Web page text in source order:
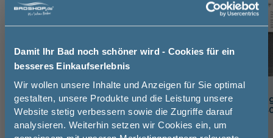
Damit Ihr Bad noch schöner wird - Cookies für ein
besseres Einkaufserlebnis
Wir wollen unsere Inhalte und Anzeigen für Sie optimal
gestalten, unsere Produkte und die Leistung unsere
Website stetig verbessern sowie die Zugriffe darauf
analysieren. Weiterhin setzen wir Cookies ein, um
Cramer Reiniger Armaturen-
Reiniger 750 ml
10,5 cm 24,5 cm 5,7 cm
Cramer
Pflegetuch
4 cm
Jetzt 50 € sparen!
Melde Sie sich hier zu unserem
Newsletter an und sparen Sie